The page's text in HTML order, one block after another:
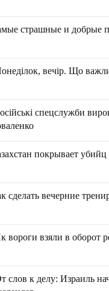
страшные и добрые
вечір. Що
спецслужби
покрывает
сделать вечерние
вороги взяли в оборот
слов к делу: Израиль